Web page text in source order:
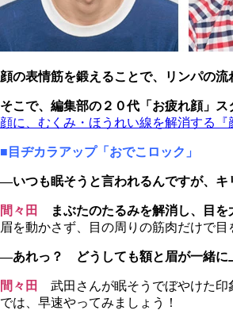
顔の表情筋を鍛えることで、リンパの
そこで、編集部の２０代「お疲れ顔」
顔に、むくみ・ほうれい線を解消する『
■目ヂカラアップ「おでこロック」
―いつも眠そうと言われるんですが、キ
間々田 まぶたのたるみを解消し、目を
眉を動かさず、目の周りの筋肉だけで目
―あれっ？ どうしても額と眉が一緒に
間々田 武田さんが眠そうでぼやけた印
では、早速やってみましょう！